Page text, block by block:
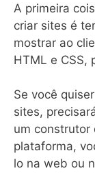
A primeira
criar sites é
mostrar ao
HTML e CSS,
Se você
sites,
um construtor
plataforma,
lo na web ou